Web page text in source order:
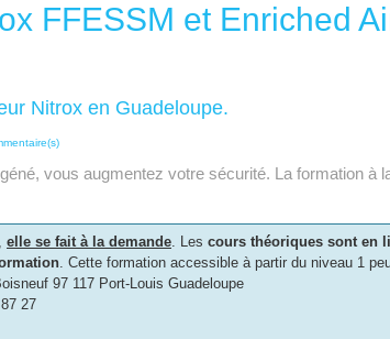
FFESSM et Enriched
Nitrox en Guadeloupe.
vous augmentez votre sécurité. La formation à
elle se fait à la demande. Les cours théoriques sont en
. Cette formation accessible à partir du niveau 1
97 117 Port-Louis Guadeloupe
27